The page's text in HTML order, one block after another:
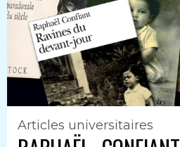
Articles universitaires